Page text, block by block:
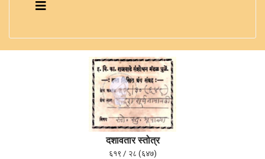
दशावतार स्तोत्र
६१९ / २८ (६४७)